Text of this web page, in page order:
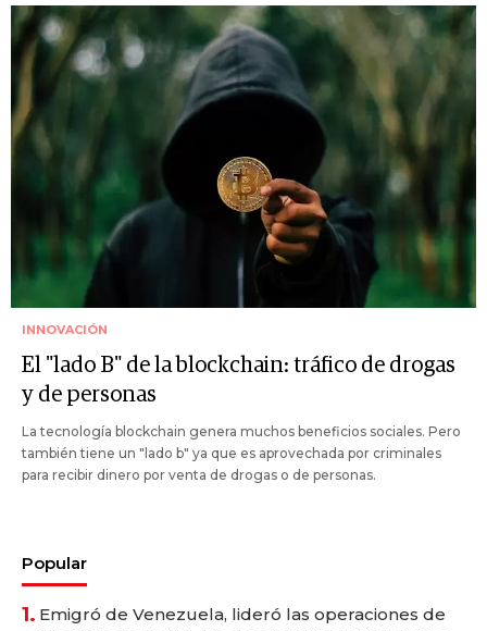
INNOVACIÓN
El "lado B" de la blockchain: tráfico de drogas
y de personas
La tecnología blockchain genera muchos beneficios sociales. Pero
también tiene un "lado b" ya que es aprovechada por criminales
para recibir dinero por venta de drogas o de personas.
Popular
1. Emigró de Venezuela, lideró las operaciones de